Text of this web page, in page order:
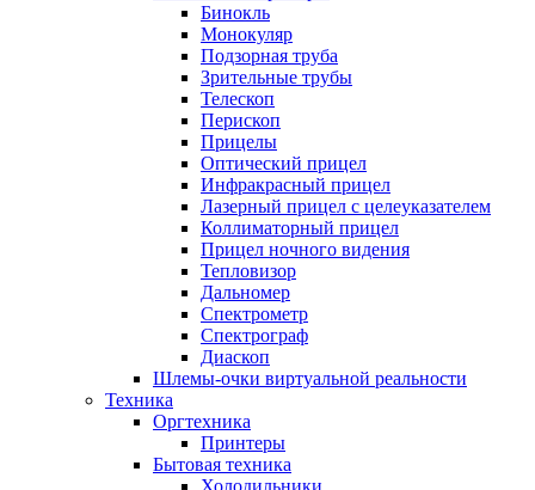
Бинокль
Монокуляр
Подзорная труба
Зрительные трубы
Телескоп
Перископ
Прицелы
Оптический прицел
Инфракрасный прицел
Лазерный прицел с целеуказателем
Коллиматорный прицел
Прицел ночного видения
Тепловизор
Дальномер
Спектрометр
Спектрограф
Диаскоп
Шлемы-очки виртуальной реальности
Техника
Оргтехника
Принтеры
Бытовая техника
Холодильники